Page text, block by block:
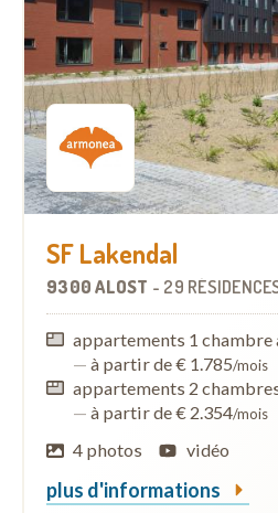
SF Lakendal
9300 ALOST - 29
appartements 1 chambre
— à partir de € 1.785/mois
appartements 2
— à partir de € 2.354/mois
4 photos vidéo
plus d'informations